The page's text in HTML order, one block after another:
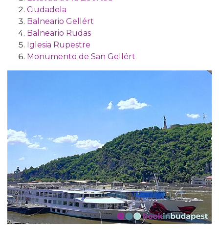
Ciudadela
Balneario Gellért
Balneario Rudas
Iglesia Rupestre
Monumento de San Gellért